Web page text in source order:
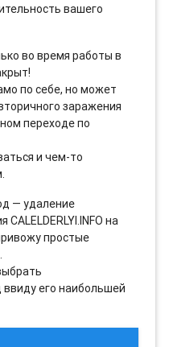
вашего
во время работы в
по себе, но может
заражения
переходе по
и чем-то
— удаление
на
простые
его наибольшей